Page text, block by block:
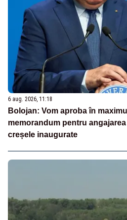
6 aug. 2026, 11:18
Bolojan: Vom aproba în
memorandum pentru
creșele inaugurate